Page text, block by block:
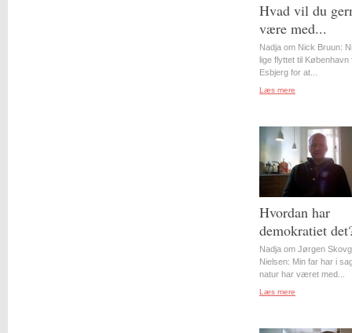
Hvad vil du
være med...
Nadja om Nick Bruun:
lige flyttet til København
Esbjerg for at...
Læs mere
Hvordan har
demokratiet
Nadja om Jørgen
Nielsen: Min far har i
natur har været med...
Læs mere